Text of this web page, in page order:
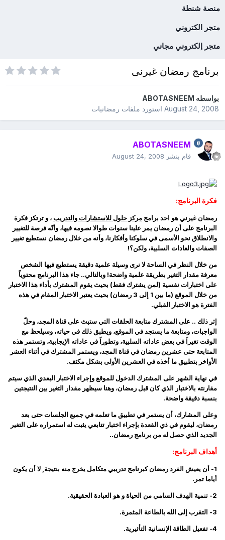
منصة شنطة
متجر الكتروني
متجر إلكتروني مجاني
برنامج رمضان غيرنى
بواسطهABOTASNEEM
August 24, 2008استورد ملفات رمضانيات
ABOTASNEEM
قام بنشر August 24, 2008
فكرة البرنامج:
رمضان غيرني هو احد برامجمركز حلول للاستشارات والتدريب، و ترتكز فكرة
البرنامج على أن رمضان يمر علينا سنوات طوالا نصومه فيها، وأنّه فرصة للتغيير
والانطلاق نحو الأسمى في سلوكنا وأفكارنا، وأنه من خلال رمضان نستطيع تغيير
الصفات والعادات السلبية، ولكن؟!
من خلال النظر في الساحة لا نرى وسيلة علمية دقيقة يستطيع فيها الشخص
معرفة مقدار التغير بطريقة علمية واضحة! وبالتالي.. جاء هذا البرنامج محتوياً
على اختبارات نفسية (لمن يشترك فقط) بحيث يقوم المشترك بأداء هذا الاختبار
من خلال الموقع (ما بين 1 إلى 3 رمضان) بحيث يعتبر الاختبار المقام في هذه
الفترة هو الاختبار القبلي.
إثر ذلك .. على المشترك متابعة الحلقات التي ستبث على قناة المجد، وحلّ
الواجبات، ومتابعة ما يستجد في الموقع، ويطبق ذلك في حياته، وسيلحظ مع
الوقت تغيراً في بعض عاداته السلبية، وتطوراً في عاداته الإيجابية، وتستمر هذه
المتابعة حتى عشرين رمضان في قناة المجد، ويستمر المشترك في أثناء العشر
الأواخر بتطبيق ما أخذه في العشرين الأولى بشكل مكثف.
في نهاية الشهر على المشترك الدخول للموقع وإجراء الاختبار البعدي الذي سيتم
مقارنته بالاختبار الذي كان قبل رمضان، وهنا سيظهر مقدار التغير بين النتيجتين
بنسبة دقيقة واضحة.
وعلى المشارك، أن يستمر في تطبيق ما تعلمه في جميع الجلسات حتى بعد
رمضان، ليقوم في ذي القعدة بإجراء اختبار تتابعي يثبت له استمراره على التغير
الجديد الذي حصل له من برنامج رمضان..
أهداف البرنامج:
1- أن يعيش الفرد رمضان كبرنامج تدريبي متكامل يخرج منه بنتيجة, لا أن يكون
أياما تمر.
2- تنمية الهدف السامي من الحياة و هو العبادة الحقيقية.
3- التقرب إلى الله بالطاعة المثمرة.
4- تفعيل الطاقة الإنسانية التأثيرية.